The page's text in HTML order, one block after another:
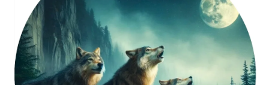
DO KUCHYNĚ
POCHUTINY